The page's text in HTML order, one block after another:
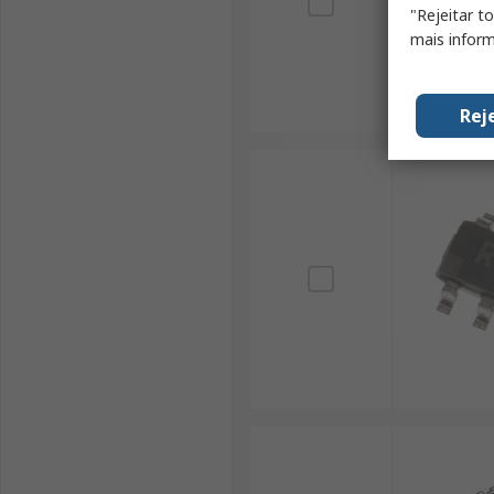
"Rejeitar
mais